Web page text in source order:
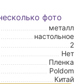
фото
металл
настольное
2
Нет
Пленка
Poldom
Китай